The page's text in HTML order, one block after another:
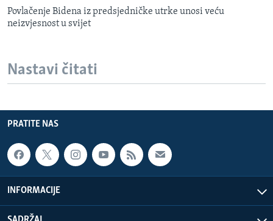
Povlačenje Bidena iz predsjedničke utrke unosi veću
neizvjesnost u svijet
Nastavi čitati
PRATITE NAS
INFORMACIJE